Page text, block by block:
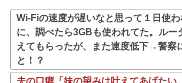
Wi-Fiの速度が遅いなと思って１日使
に、調べたら3GBも使われてた。ルー
えてもらったが、また速度低下→警察
と！？
夫の口癖「妹の望みは叶えてあげたい